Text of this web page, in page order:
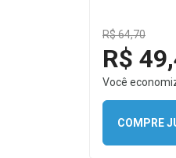
R$ 64,70
R$
Você
COMPRE